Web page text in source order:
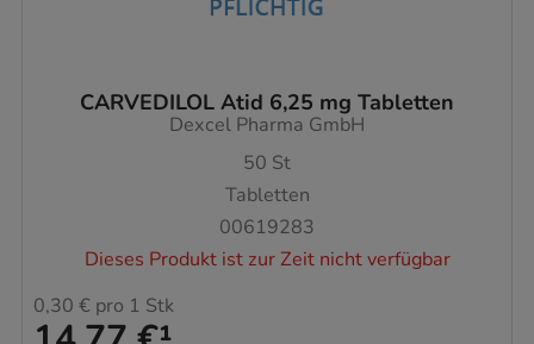
CARVEDILOL Atid 6,25 mg Tabletten
Dexcel Pharma GmbH
50 St
Tabletten
00619283
Dieses Produkt ist zur Zeit nicht verfügbar
0,30 € pro 1 Stk